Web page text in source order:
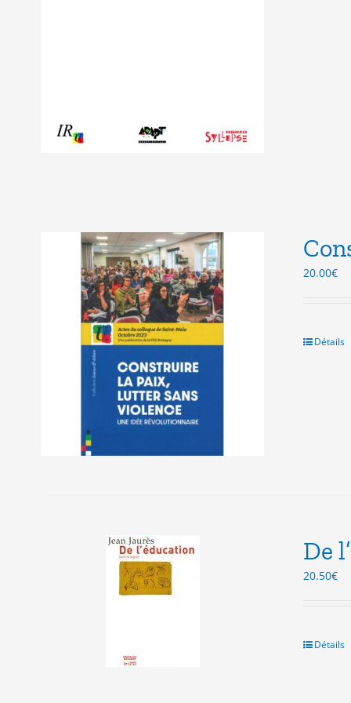
20.00€
Détails
De
20.50€
Détails